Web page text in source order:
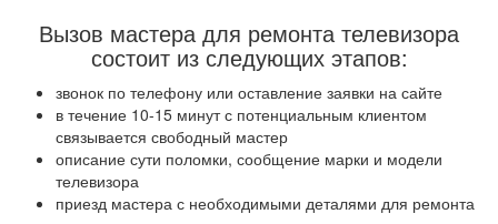
Вызов мастера для ремонта телевизора
состоит из следующих этапов:
звонок по телефону или оставление заявки на сайте
в течение 10-15 минут с потенциальным клиентом
связывается свободный мастер
описание сути поломки, сообщение марки и модели
телевизора
приезд мастера с необходимыми деталями для ремонта